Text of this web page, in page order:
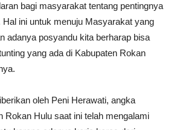
bagi masyarakat tentang pentingnya
Hal ini untuk menuju Masyarakat yang
adanya posyandu kita berharap bisa
yang ada di Kabupaten Rokan
oleh Peni Herawati, angka
Rokan Hulu saat ini telah mengalami